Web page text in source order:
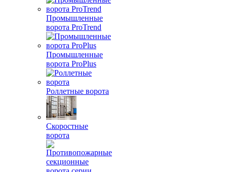
Промышленные
ворота ProTrend
Промышленные
ворота ProPlus
Роллетные ворота
Скоростные
ворота